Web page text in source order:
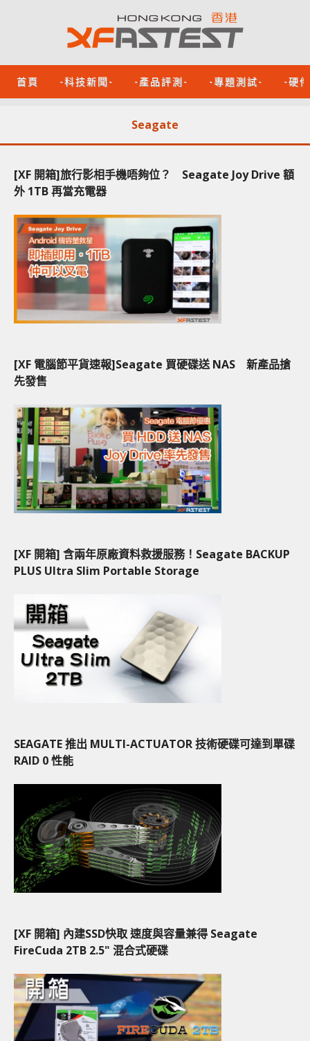
首頁 -科技新聞- -產品評測- -專題測試- -硬
Seagate
[XF 開箱]旅行影相手機唔夠位？ Seagate Joy Drive 額
外 1TB 再當充電器
[XF 電腦節平貨速報]Seagate 買硬碟送 NAS 新產品搶
先發售
[XF 開箱] 含兩年原廠資料救援服務！Seagate BACKUP
PLUS Ultra Slim Portable Storage
SEAGATE 推出 MULTI-ACTUATOR 技術硬碟可達到單碟
RAID 0 性能
[XF 開箱] 內建SSD快取 速度與容量兼得 Seagate
FireCuda 2TB 2.5" 混合式硬碟